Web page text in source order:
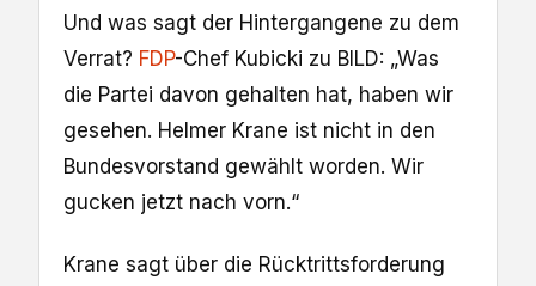
Und was sagt der Hintergangene zu dem
Verrat? FDP-Chef Kubicki zu BILD: „Was
die Partei davon gehalten hat, haben wir
gesehen. Helmer Krane ist nicht in den
Bundesvorstand gewählt worden. Wir
gucken jetzt nach vorn.“
Krane sagt über die Rücktrittsforderung